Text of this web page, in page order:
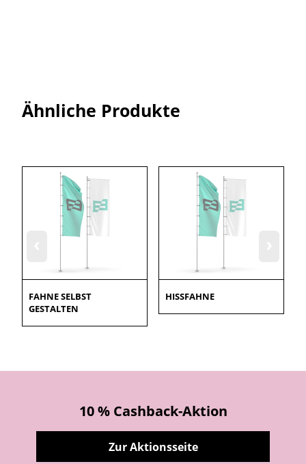
Ähnliche Produkte
FAHNE SELBST
GESTALTEN
HISSFAHNE
10 % Cashback-Aktion
Zur Aktionsseite